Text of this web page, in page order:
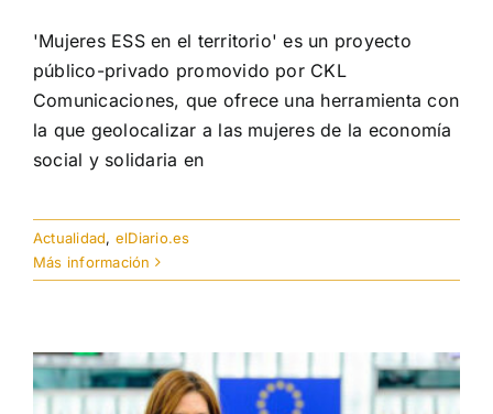
'Mujeres ESS en el territorio' es un proyecto
público-privado promovido por CKL
Comunicaciones, que ofrece una herramienta con
la que geolocalizar a las mujeres de la economía
social y solidaria en
Actualidad, elDiario.es
Más información